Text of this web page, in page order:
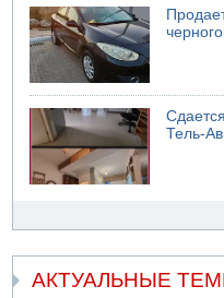
Тель-
АКТУАЛЬНЫЕ